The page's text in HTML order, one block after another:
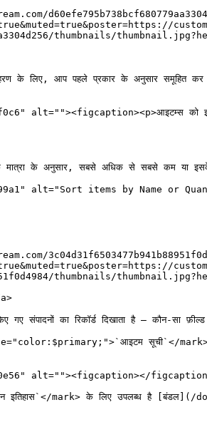
thumbnails/
के लिए, आप पहले प्रकार के अनुसार समूहित
को इस
के अनुसार, सबसे अधिक से सबसे कम या इसके
alt="Sort items by Name or
thumbnails/
का रिकॉर्ड दिखाता है — कौन-सा
style="color:$primary;">`आइटम
alt=""><figcaption></
mark> के लिए उपलब्ध है